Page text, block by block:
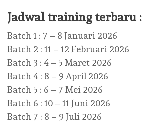
Jadwal training terbaru :
Batch 1 : 7 – 8 Januari 2026
Batch 2 : 11 – 12 Februari 2026
Batch 3 : 4 – 5 Maret 2026
Batch 4 : 8 – 9 April 2026
Batch 5 : 6 – 7 Mei 2026
Batch 6 : 10 – 11 Juni 2026
Batch 7 : 8 – 9 Juli 2026